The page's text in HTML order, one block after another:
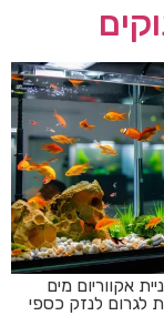
אקווריום מים
לגרום לנזק כספי